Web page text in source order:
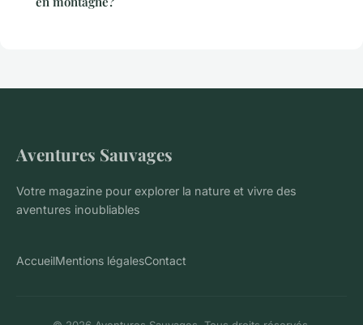
Aventures Sauvages
Votre magazine pour explorer la nature et vivre des
aventures inoubliables
AccueilMentions légalesContact